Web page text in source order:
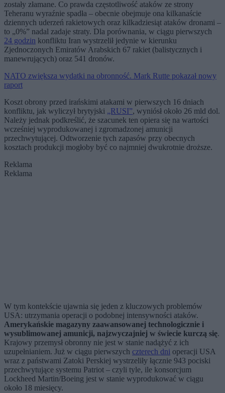
zostały złamane. Co prawda częstotliwość ataków ze strony
Teheranu wyraźnie spadła – obecnie obejmuje ona kilkanaście
dziennych uderzeń rakietowych oraz kilkadziesiąt ataków dronami –
to „0%” nadal zadaje straty. Dla porównania, w ciągu pierwszych
24 godzin konfliktu Iran wystrzelił jedynie w kierunku
Zjednoczonych Emiratów Arabskich 67 rakiet (balistycznych i
manewrujących) oraz 541 dronów.
NATO zwiększa wydatki na obronność. Mark Rutte pokazał nowy
raport
Koszt obrony przed irańskimi atakami w pierwszych 16 dniach
konfliktu, jak wyliczył brytyjski „RUSI”, wyniósł około 26 mld dol.
Należy jednak podkreślić, że szacunek ten opiera się na wartości
wcześniej wyprodukowanej i zgromadzonej amunicji
przechwytującej. Odtworzenie tych zapasów przy obecnych
kosztach produkcji mogłoby być co najmniej dwukrotnie droższe.
Reklama
Reklama
W tym kontekście ujawnia się jeden z kluczowych problemów
USA: utrzymania operacji o podobnej intensywności ataków.
Amerykańskie magazyny zaawansowanej technologicznie i
wysublimowanej amunicji, najzwyczajniej w świecie kurczą się.
Krajowy przemysł obronny nie jest w stanie nadążyć z ich
uzupełnianiem. Już w ciągu pierwszych czterech dni operacji USA
wraz z państwami Zatoki Perskiej wystrzeliły łącznie 943 pociski
przechwytujące systemu Patriot – czyli tyle, ile konsorcjum
Lockheed Martin/Boeing jest w stanie wyprodukować w ciągu
około 18 miesięcy.